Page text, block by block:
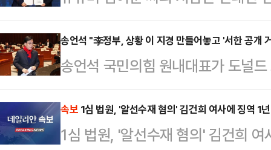
SK하이닉스는 29일 나란히 지난
스콜을 진행한다. SK하이닉스가
적을 발표한다. 국내 반도체 양대
시에 …
진흥공단(소진공) 제5대 이사장으
먹기'라며, 이재명 대통령을 향해 "
를 국무총리에 임명하라"고 비판했
논평을 내서 "민주당의 교주 역할을
령실 자영업비서관이 소상공인시
인 보은 인사이자 자리 나눠먹기"
송언석 "李정부, 상황 이 지경 만들어놓고 '서한 공개
송언석 국민의힘 원내대표가 도널
25% 인상 문제와 관련, 외교부가
낸 '한미 무역 합의 이행 촉구 서한'
강하게 질타했다.송언석 원내대표
속보 1심 법원, '알선수재 혐의' 김건희 여사에 징역 1
1심 법원, '알선수재 혐의' 김건희